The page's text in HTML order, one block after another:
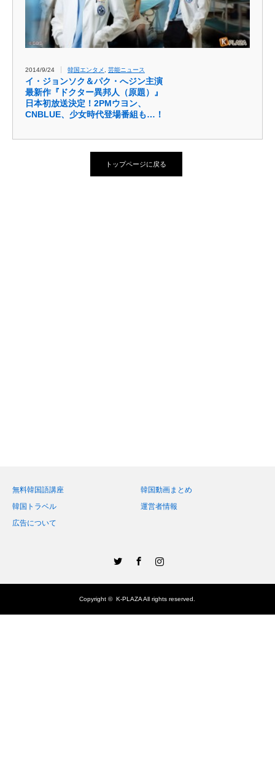
2014/9/24 韓国エンタメ 芸能ニュース
イ・ジョンソク＆パク・へジン主演
最新作『ドクター異邦人（原題）』
日本初放送決定！2PMウヨン、
CNBLUE、少女時代登場番組も…！
トップページに戻る
無料韓国語講座
韓国動画まとめ
韓国トラベル
運営者情報
広告について
Copyright ©K-PLAZAAll rights reserved.